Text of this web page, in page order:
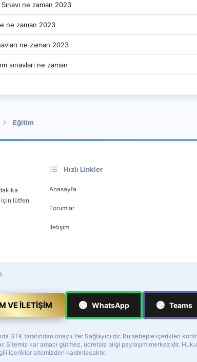
ne zaman 2023
ne zaman 2023
ne zaman 2023
sınavları ne zaman
Eğitim
için lütfen
Hızlı Linkler
Anasayfa
Forumlar
İletişim
VE İLETIŞIM 🟢 WhatsApp 🟣 Teams
BTK tarafından onaylı Yer Sağlayıcı'dır. Bu sebeple içerikleri
Sitemiz kar amacı gütmez, ücretsiz bilgi paylaşım merkezidir.
içerikler sitemizden kaldırılacaktır.